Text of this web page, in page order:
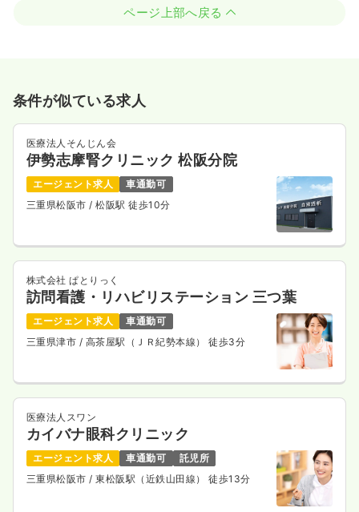
ページ上部へ戻る
条件が似ている求人
医療法人そんじん会
伊勢志摩腎クリニック 松阪分院
エージェント求人
車通勤可
三重県松阪市/ 松阪駅 徒歩10分
株式会社 ぱとりっく
訪問看護・リハビリステーション 三つ葉
エージェント求人
車通勤可
三重県津市 / 高茶屋駅（ＪＲ紀勢本線） 徒歩3分
医療法人スワン
カイバナ眼科クリニック
エージェント求人 車通勤可
託児所
三重県松阪市/ 東松阪駅（近鉄山田線） 徒歩13分